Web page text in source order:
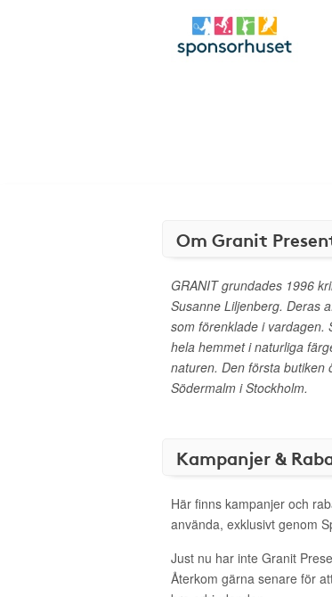
Om Granit
GRANIT grundades 1996
Susanne Liljenberg. Deras
som förenklade i vardagen.
hela hemmet i naturliga
naturen. Den första butiken
Södermalm i Stockholm.
Kampanjer &
Här finns kampanjer och
använda, exklusivt genom
Just nu har inte Granit
Återkom gärna senare för